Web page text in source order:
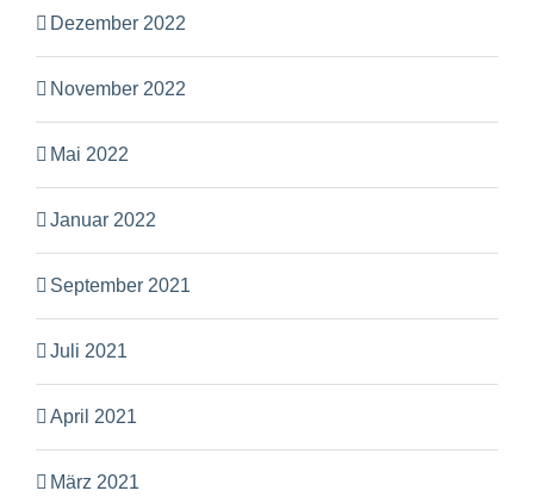
Dezember 2022
November 2022
Mai 2022
Januar 2022
September 2021
Juli 2021
April 2021
März 2021